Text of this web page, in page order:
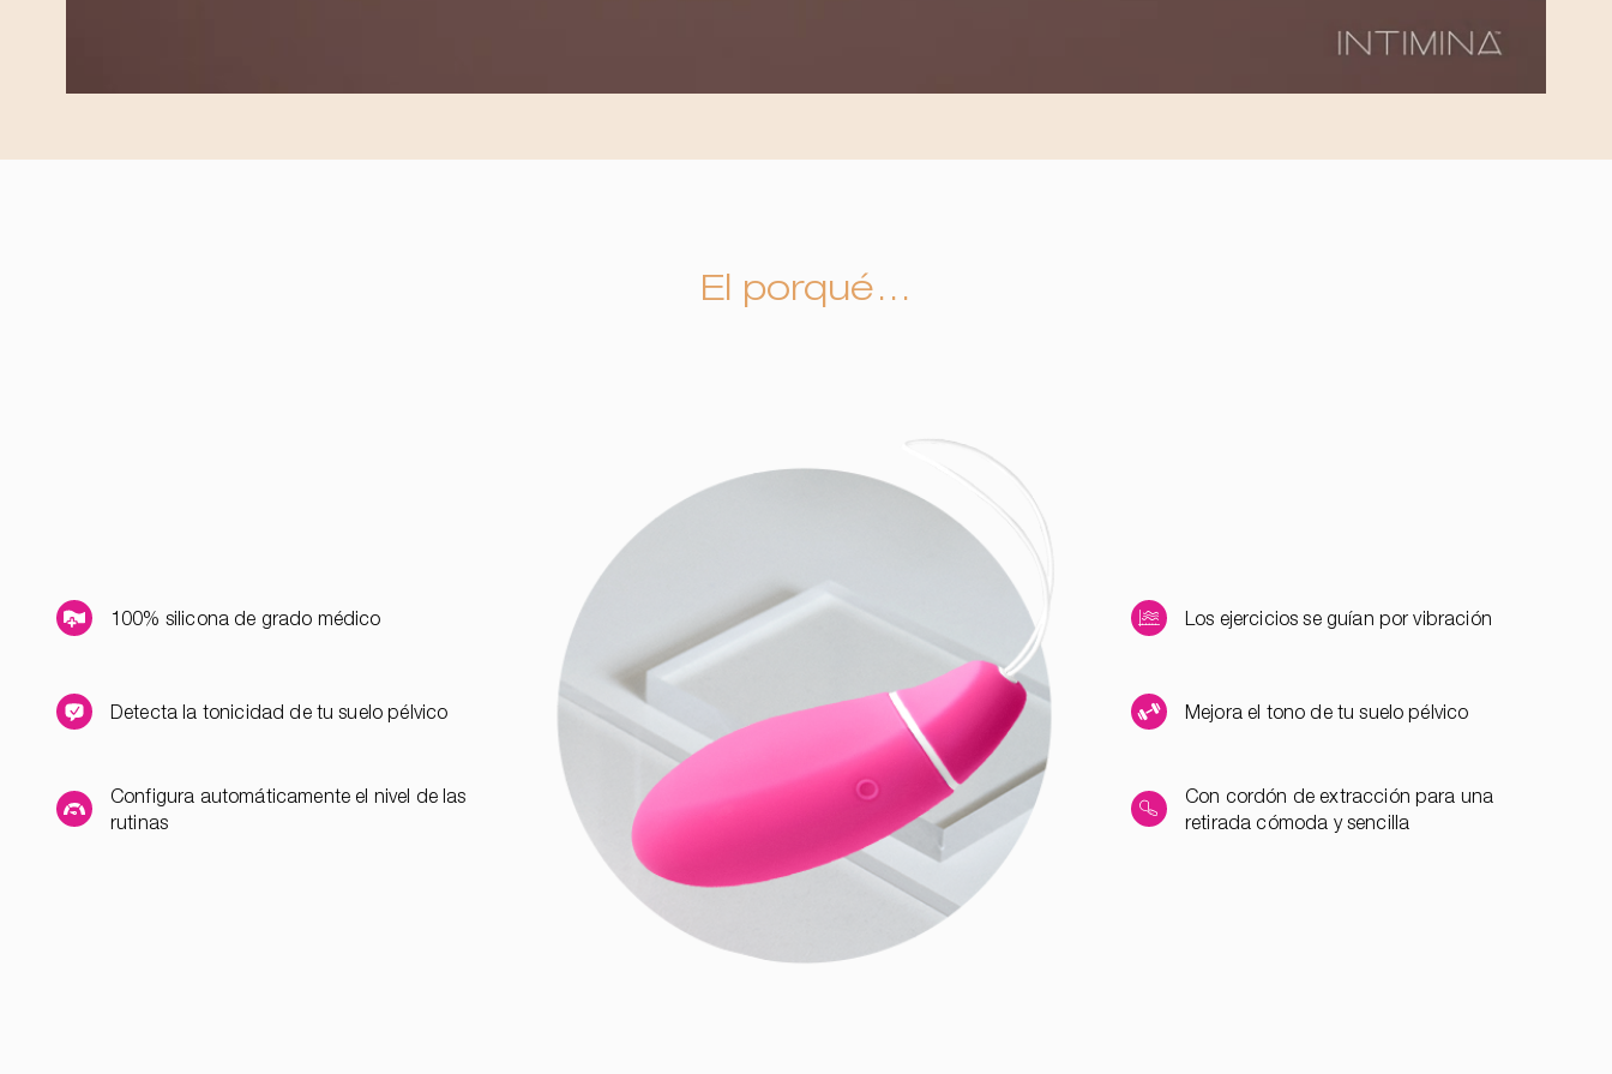
El porqué…
100% silicona de grado médico
Detecta la tonicidad de tu suelo pélvico
Configura automáticamente el nivel de las
rutinas
Los ejercicios se guían por vibración
Mejora el tono de tu suelo pélvico
Con cordón de extracción para una
retirada cómoda y sencilla